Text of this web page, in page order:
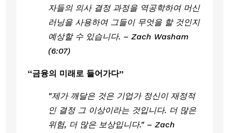
자들의 의사 결정 과정을 역공학하여 머신
러닝을 사용하여 그들이 무엇을 할 것인지
예상할 수 있습니다. – Zach Washam
(6:07)
“금융의 미래로 들어가다”
"제가 깨달은 것은 기업가 정신이 재정적
인 결정 그 이상이라는 것입니다. 더 많은
위험, 더 많은 보상입니다." – Zach